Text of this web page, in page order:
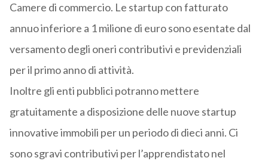
Camere di commercio. Le startup con fatturato
annuo inferiore a 1 milione di euro sono esentate dal
versamento degli oneri contributivi e previdenziali
per il primo anno di attività.
Inoltre gli enti pubblici potranno mettere
gratuitamente a disposizione delle nuove startup
innovative immobili per un periodo di dieci anni. Ci
sono sgravi contributivi per l’apprendistato nel